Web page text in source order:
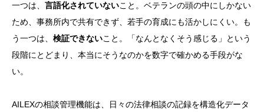
一つは、 言語化されていないこと。ベテランの頭の中にしかない
ため、事務所内で共有できず、若手の育成にも活かしにくい。も
う一つは、 検証できないこと。「なんとなくそう感じる」という
段階にとどまり、本当にそうなのかを数字で確かめる手段がな
い。
AILEXの相談管理機能は、日々の法律相談の記録を構造化データ